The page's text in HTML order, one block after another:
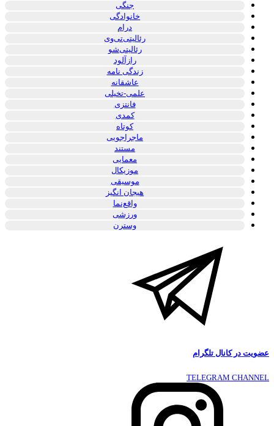
جنگی
خانوادگی
درام
رئالیتی‌تی‌وی
رئالیتی‌شو
رازآلود
زندگی نامه
عاشقانه
علمی-تخیلی
فانتزی
کمدی
کوتاه
ماجراجویی
مستند
معمایی
موزیکال
موسیقی
هیجان انگیز
واقع‌نما
ورزشی
وسترن
عضویت در کانال تلگرام
TELEGRAM CHANNEL